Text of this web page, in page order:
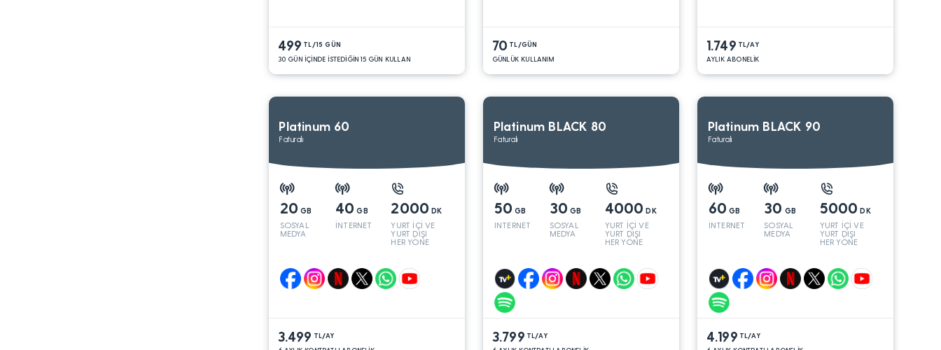
499 TL/15 GÜN
30 GÜN İÇİNDE İSTEDİĞİN 15 GÜN KULLAN
70 TL/GÜN
GÜNLÜK KULLANIM
1.749 TL/AY
AYLIK ABONELİK
Platinum 60
Faturalı
20 GB
SOSYAL
MEDYA
40 GB
İNTERNET
2000 DK
YURT İÇİ VE
YURT DIŞI
HER YÖNE
3.499 TL/AY
Platinum BLACK 80
Faturalı
50 GB
INTERNET
30 GB
SOSYAL
MEDYA
4000 DK
YURT İÇİ VE
YURT DIŞI
HER YÖNE
3.799 TL/AY
Platinum BLACK 90
Faturalı
60 GB
İNTERNET
30 GB
SOSYAL
MEDYA
5000 DK
YURT İÇİ VE
YURT DIŞI
HER YÖNE
4.199 TL/AY